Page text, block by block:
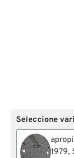
Seleccione
1979,